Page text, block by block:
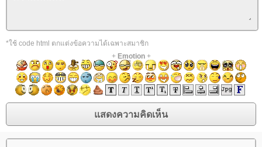
*ใช้ code html ตกแต่งข้อความได้เฉพาะสมาชิก
+ Emotion+